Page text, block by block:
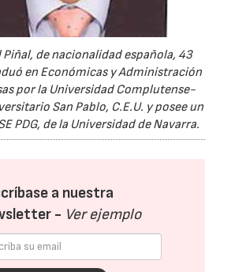
Piñal, de nacionalidad española, 43
en Económicas y Administración
por la Universidad Complutense-
San Pablo, C.E.U. y posee un
PDG, de la Universidad de Navarra.
a nuestra
- Ver ejemplo